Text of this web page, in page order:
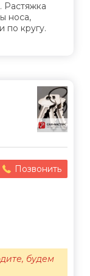
Растяжка
носа,
по кругу.
Позвонить
будем